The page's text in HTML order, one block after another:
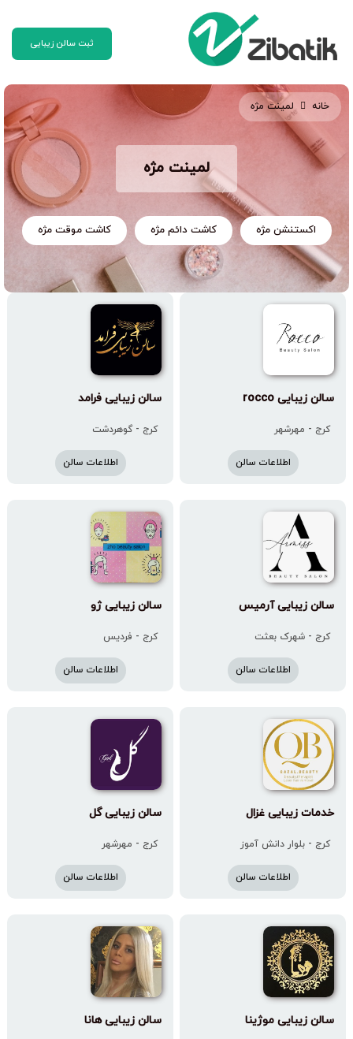
ثبت سالن زیبایی
خانه لمینت مژه
لمینت مژه
اکستنشن مژه کاشت دائم مژه کاشت موقت مژه
سالن زیبایی rocco
کرج - مهرشهر
اطلاعات سالن
سالن زیبایی فرامد
کرج - گوهردشت
اطلاعات سالن
سالن زیبایی آرمیس
کرج - شهرک بعثت
اطلاعات سالن
سالن زیبایی ژو
کرج - فردیس
اطلاعات سالن
خدمات زیبایی غزال
کرج - بلوار دانش آموز
اطلاعات سالن
سالن زیبایى گل
کرج - مهرشهر
اطلاعات سالن
سالن زیبایی موژینا سالن زیبایی هانا